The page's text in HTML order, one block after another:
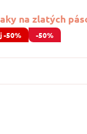
na zlatých
-50% -50%